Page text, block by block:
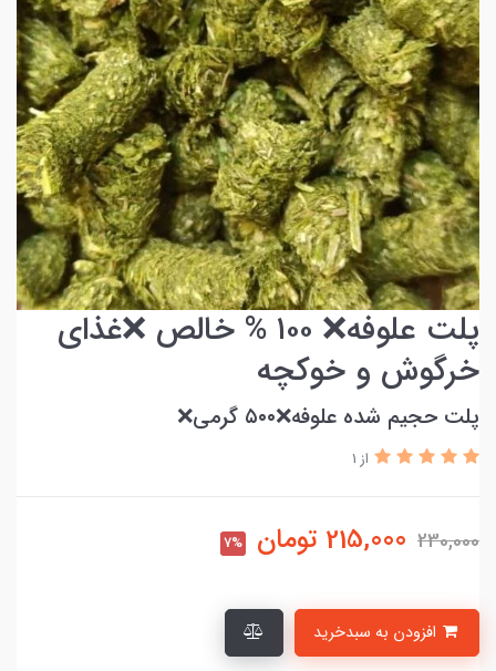
پلت علوفه❌ ۱۰۰ % خالص ❌غذای
خرگوش و خوکچه
پلت حجیم شده علوفه❌۵۰۰ گرمی❌
از 1
230,000
215,000 تومان 7%